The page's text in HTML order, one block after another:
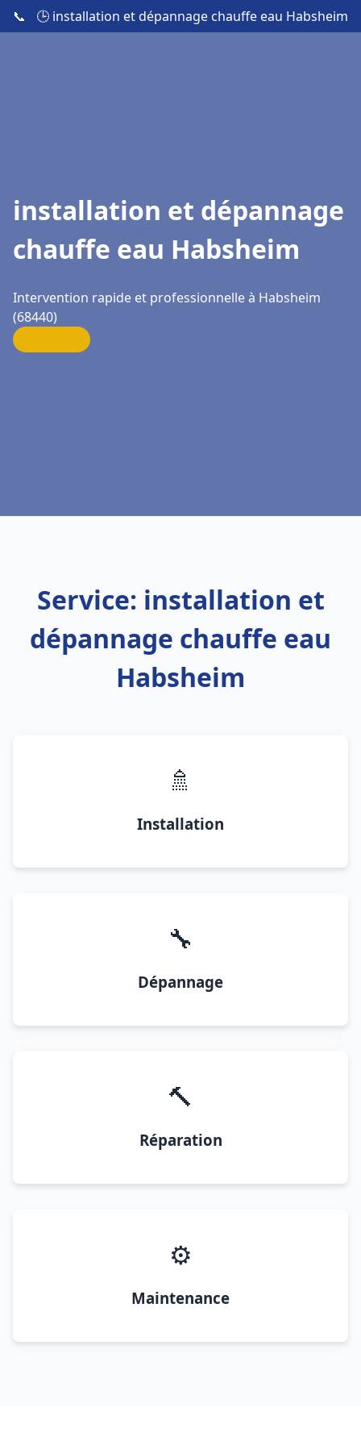
📞 🕒 installation et dépannage chauffe eau Habsheim
installation et dépannage
chauffe eau Habsheim
Intervention rapide et professionnelle à Habsheim
(68440)
Service: installation et
dépannage chauffe eau
Habsheim
🚿
Installation
🔧
Dépannage
🔨
Réparation
⚙️
Maintenance